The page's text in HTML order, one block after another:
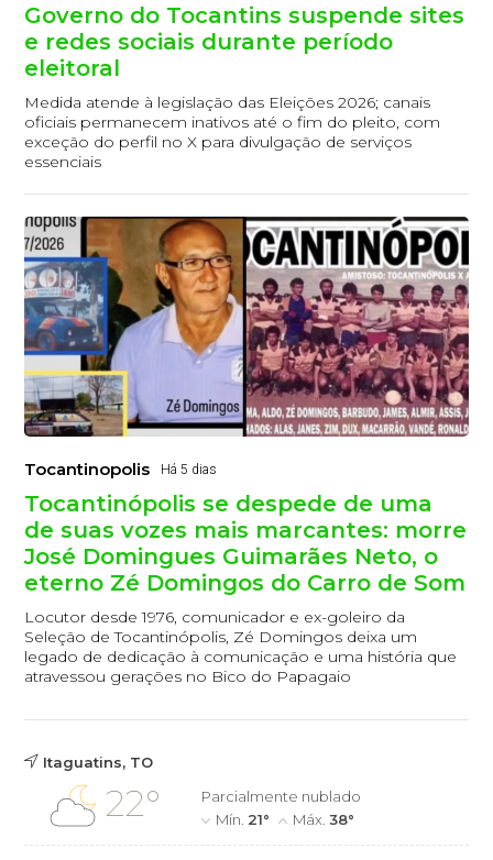
Governo do Tocantins suspende sites
e redes sociais durante período
eleitoral
Medida atende à legislação das Eleições 2026; canais
oficiais permanecem inativos até o fim do pleito, com
exceção do perfil no X para divulgação de serviços
essenciais
Tocantinopolis Há 5 dias
Tocantinópolis se despede de uma
de suas vozes mais marcantes: morre
José Domingues Guimarães Neto, o
eterno Zé Domingos do Carro de Som
Locutor desde 1976, comunicador e ex-goleiro da
Seleção de Tocantinópolis, Zé Domingos deixa um
legado de dedicação à comunicação e uma história que
atravessou gerações no Bico do Papagaio
Itaguatins, TO
22°
Parcialmente nublado
Mín. 21° Máx.38°